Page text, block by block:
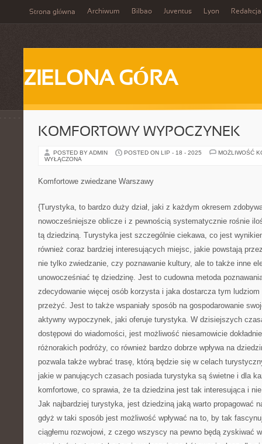
Strona główna Archiwum Bilbao Juventus Lyon Redakcja
ZIELONA GÓRA
KOMFORTOWY WYPOCZYNEK
POSTED BY ADMIN POSTED ON LIP - 18 - 2025
MOŻLIWOŚĆ
WYŁĄCZONA
Komfortowe zwiedzane Warszawy
{Turystyka, to bardzo duży dział, jaki z każdym okresem
nowocześniejsze oblicze i z pewnością systematycznie rośnie
tą dziedziną. Turystyka jest szczególnie ciekawa, co jest
również coraz bardziej interesujących miejsc, jakie powstają
nie tylko zwiedzanie, czy poznawanie kultury, ale to także inne
unowocześniać tę dziedzinę. Jest to cudowna metoda
zdecydowanie więcej osób korzysta i jaka dostarcza tym
przeżyć. Jest to także wspaniały sposób na gospodarowanie
aktywny wypoczynek, jaki oferuje turystyka. W dzisiejszych
dostępowi do wiadomości, jest możliwość niesamowicie
różnorakich podróży, co również bardzo dobrze wpływa na
pozwala także wybrać trasę, którą będzie się w celach
jakie w panujących czasach posiada turystyka są świetne i dla
komfortowe, co sprawia, że ta dziedzina jest tak interesująca i
Jak najbardziej turystyka, jest dziedziną jaką warto propagować
gdyż w taki sposób jest możliwość wpływać na to, by tak
ciągłemu rozwojowi, z czego wszyscy na pewno będą zyskiwać